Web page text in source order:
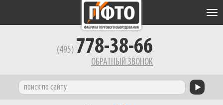
(495) 778-38-66
ОБРАТНЫЙ ЗВОНОК